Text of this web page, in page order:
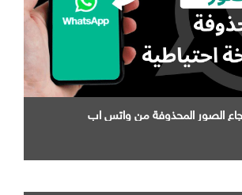
الصور المحذوفة من واتس اب